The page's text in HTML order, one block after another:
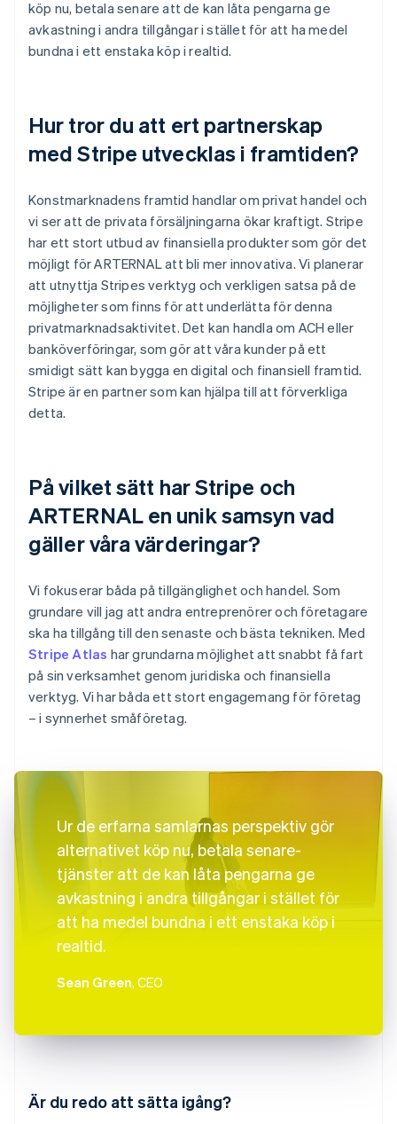
Är du redo att sätta igång?
köp nu, betala senare att de kan låta pengarna ge
avkastning i andra tillgångar i stället för att ha medel
bundna i ett enstaka köp i realtid.
Hur tror du att ert partnerskap
med Stripe utvecklas i framtiden?
Konstmarknadens framtid handlar om privat handel och
vi ser att de privata försäljningarna ökar kraftigt. Stripe
har ett stort utbud av finansiella produkter som gör det
möjligt för ARTERNAL att bli mer innovativa. Vi planerar
att utnyttja Stripes verktyg och verkligen satsa på de
möjligheter som finns för att underlätta för denna
privatmarknadsaktivitet. Det kan handla om ACH eller
banköverföringar, som gör att våra kunder på ett
smidigt sätt kan bygga en digital och finansiell framtid.
Stripe är en partner som kan hjälpa till att förverkliga
detta.
På vilket sätt har Stripe och
ARTERNAL en unik samsyn vad
gäller våra värderingar?
Vi fokuserar båda på tillgänglighet och handel. Som
grundare vill jag att andra entreprenörer och företagare
ska ha tillgång till den senaste och bästa tekniken. Med
Stripe Atlas har grundarna möjlighet att snabbt få fart
på sin verksamhet genom juridiska och finansiella
verktyg. Vi har båda ett stort engagemang för företag
– i synnerhet småföretag.
Ur de erfarna samlarnas perspektiv gör
alternativet köp nu, betala senare-
tjänster att de kan låta pengarna ge
avkastning i andra tillgångar i stället för
att ha medel bundna i ett enstaka köp i
realtid.
Sean Green, CEO
Belgien